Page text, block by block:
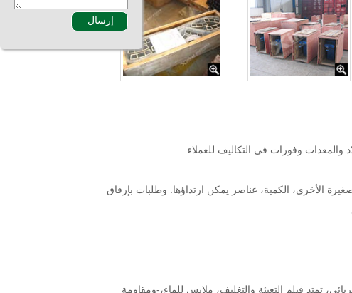
وفورات في التكاليف للعملاء.
الأخرى، الكمية، عناصر يمكن ارتداؤها. وطلبات بإرفاق
تمتد فيلم التعبئة والتغليف، ملابس للماء،-ومقاومة